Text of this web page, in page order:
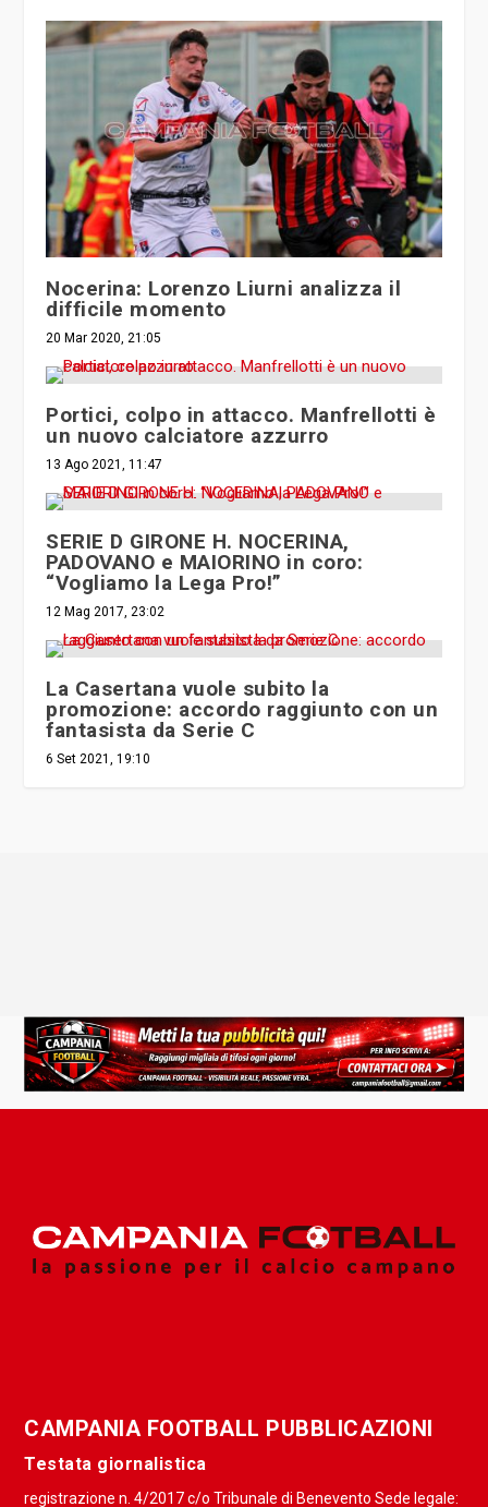
Nocerina: Lorenzo Liurni analizza il
difficile momento
20 Mar 2020, 21:05
Portici, colpo in attacco. Manfrellotti è
un nuovo calciatore azzurro
13 Ago 2021, 11:47
SERIE D GIRONE H. NOCERINA,
PADOVANO e MAIORINO in coro:
“Vogliamo la Lega Pro!”
12 Mag 2017, 23:02
La Casertana vuole subito la
promozione: accordo raggiunto con un
fantasista da Serie C
6 Set 2021, 19:10
CAMPANIA FOOTBALL PUBBLICAZIONI
Testata giornalistica
registrazione n. 4/2017 c/o Tribunale di Benevento Sede legale: